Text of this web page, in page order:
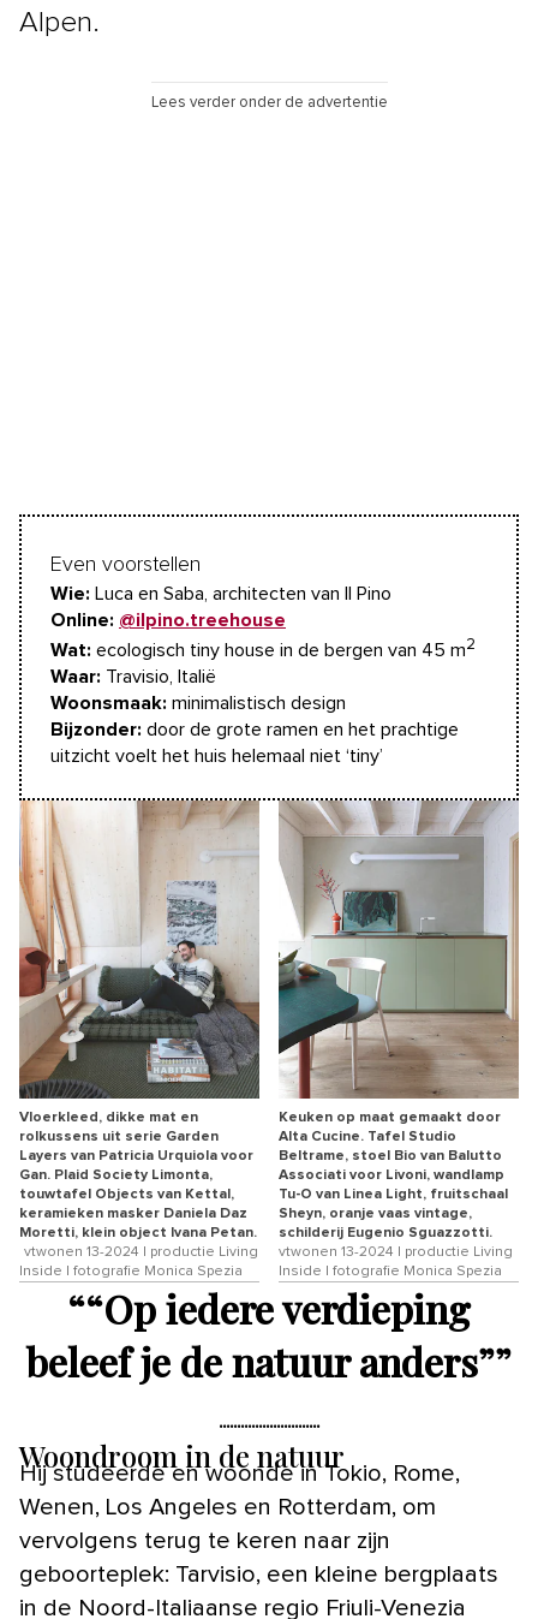
Alpen.
Lees verder onder de advertentie
Even voorstellen
Wie: Luca en Saba, architecten van Il Pino
Online: @ilpino.treehouse
Wat: ecologisch tiny house in de bergen van 45 m2
Waar: Travisio, Italië
Woonsmaak: minimalistisch design
Bijzonder: door de grote ramen en het prachtige
uitzicht voelt het huis helemaal niet ‘tiny’
Vloerkleed, dikke mat en
rolkussens uit serie Garden
Layers van Patricia Urquiola voor
Gan. Plaid Society Limonta,
touwtafel Objects van Kettal,
keramieken masker Daniela Daz
Moretti, klein object Ivana Petan.
vtwonen 13-2024 | productie Living
Inside | fotografie Monica Spezia
Keuken op maat gemaakt door
Alta Cucine. Tafel Studio
Beltrame, stoel Bio van Balutto
Associati voor Livoni, wandlamp
Tu-O van Linea Light, fruitschaal
Sheyn, oranje vaas vintage,
schilderij Eugenio Sguazzotti.
vtwonen 13-2024 | productie Living
Inside | fotografie Monica Spezia
““Op iedere verdieping
beleef je de natuur anders””
Woondroom in de natuur
Hij studeerde en woonde in Tokio, Rome,
Wenen, Los Angeles en Rotterdam, om
vervolgens terug te keren naar zijn
geboorteplek: Tarvisio, een kleine bergplaats
in de Noord-Italiaanse regio Friuli-Venezia